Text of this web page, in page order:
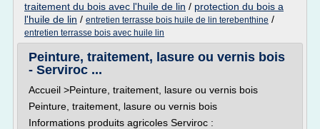
traitement du bois avec l'huile de lin / protection du bois a
l'huile de lin / entretien terrasse bois huile de lin terebenthine /
entretien terrasse bois avec huile lin
Peinture, traitement, lasure ou vernis bois
- Serviroc ...
Accueil >Peinture, traitement, lasure ou vernis bois
Peinture, traitement, lasure ou vernis bois
Informations produits agricoles Serviroc :